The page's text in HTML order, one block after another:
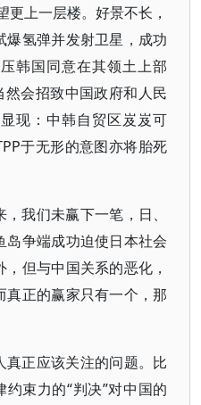
更上一层楼。好景不长，
氢弹并发射卫星，成功
韩国同意在其领土上部
然会招致中国政府和人民
现：中韩自贸区岌岌可
于无形的意图亦将胎死
我们未赢下一笔，日、
争端成功迫使日本社会
但与中国关系的恶化，
正的赢家只有一个，那
正应该关注的问题。比
约束力的“判决”对中国的